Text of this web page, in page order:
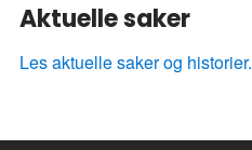
Aktuelle saker
Les aktuelle saker og historier.